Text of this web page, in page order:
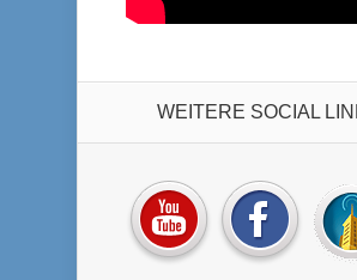
WEITERE SOCIAL